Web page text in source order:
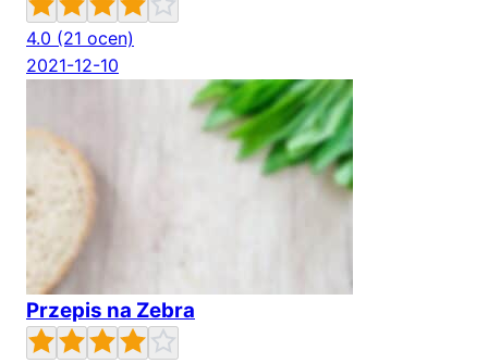
4.0 (21 ocen)
2021-12-10
Przepis na Zebra